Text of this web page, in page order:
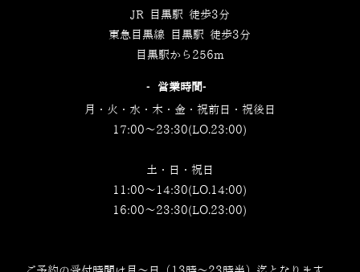
JR 目黒駅 徒歩3分
東急目黒線 目黒駅 徒歩3分
目黒駅から256m
‐営業時間‐
月・火・水・木・金・祝前日・祝後日
17:00～23:30(LO.23:00)
土・日・祝日
11:00～14:30(LO.14:00)
16:00～23:30(LO.23:00)